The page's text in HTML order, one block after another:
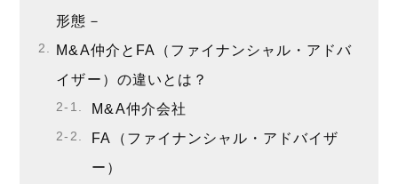
形態－
M&A仲介とFA（ファイナンシャル・アドバ
イザー）の違いとは？
M&A仲介会社
FA（ファイナンシャル・アドバイザ
ー）